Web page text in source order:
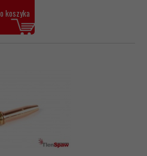
koszyka